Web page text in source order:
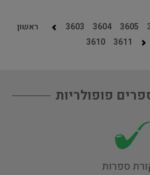
ראשון 3603 3604 3605
3610
3611
פופולריות
ספרות